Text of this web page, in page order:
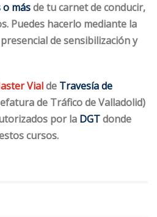
másde tu carnet de conducir,
Puedes hacerlo mediante la
de sensibilización y
Vialde Travesía de
de Tráfico de Valladolid)
por la DGTdonde
cursos.